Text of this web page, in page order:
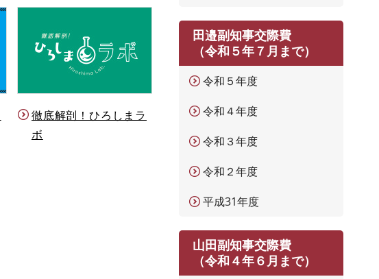
徹底解剖！ひろしまラ
ボ
田邉副知事交際費
（令和５年７月まで）
令和５年度
令和４年度
令和３年度
令和２年度
平成31年度
山田副知事交際費
（令和４年６月まで）